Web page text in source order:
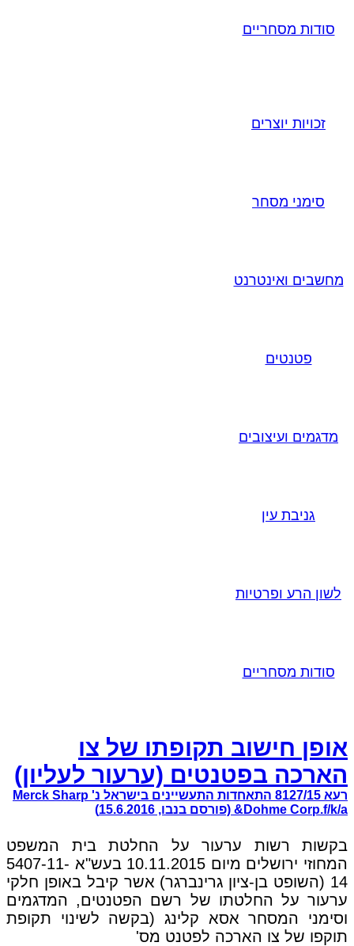
סודות מסחריים
זכויות יוצרים
סימני מסחר
מחשבים ואינטרנט
פטנטים
מדגמים ועיצובים
גניבת עין
לשון הרע ופרטיות
סודות מסחריים
אופן חישוב תקופתו של צו
הארכה בפטנטים (ערעור לעליון)
רעא 8127/15 התאחדות התעשיינים בישראל נ' Merck Sharp
&Dohme Corp.f/k/a (פורסם בנבו, 15.6.2016)
בקשות רשות ערעור על החלטת בית המשפט
המחוזי ירושלים מיום 10.11.2015 בעש"א 5407-11-
14 (השופט בן-ציון גרינברגר) אשר קיבל באופן חלקי
ערעור על החלטתו של רשם הפטנטים, המדגמים
וסימני המסחר אסא קלינג (בקשה לשינוי תקופת
תוקפו של צו הארכה לפטנט מס'